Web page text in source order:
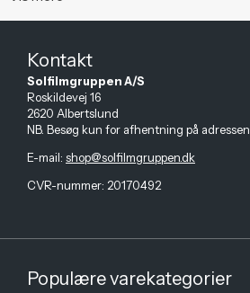
Kontakt
Solfilmgruppen A/S
Roskildevej 16
2620 Albertslund
NB. Besøg kun for afhentning på adressen
E-mail: shop@solfilmgruppen.dk
CVR-nummer: 20170492
Populære varekategorier